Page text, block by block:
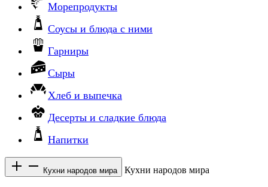
Морепродукты
Соусы и блюда с ними
Гарниры
Сыры
Хлеб и выпечка
Десерты и сладкие блюда
Напитки
Кухни народов мира Кухни народов мира